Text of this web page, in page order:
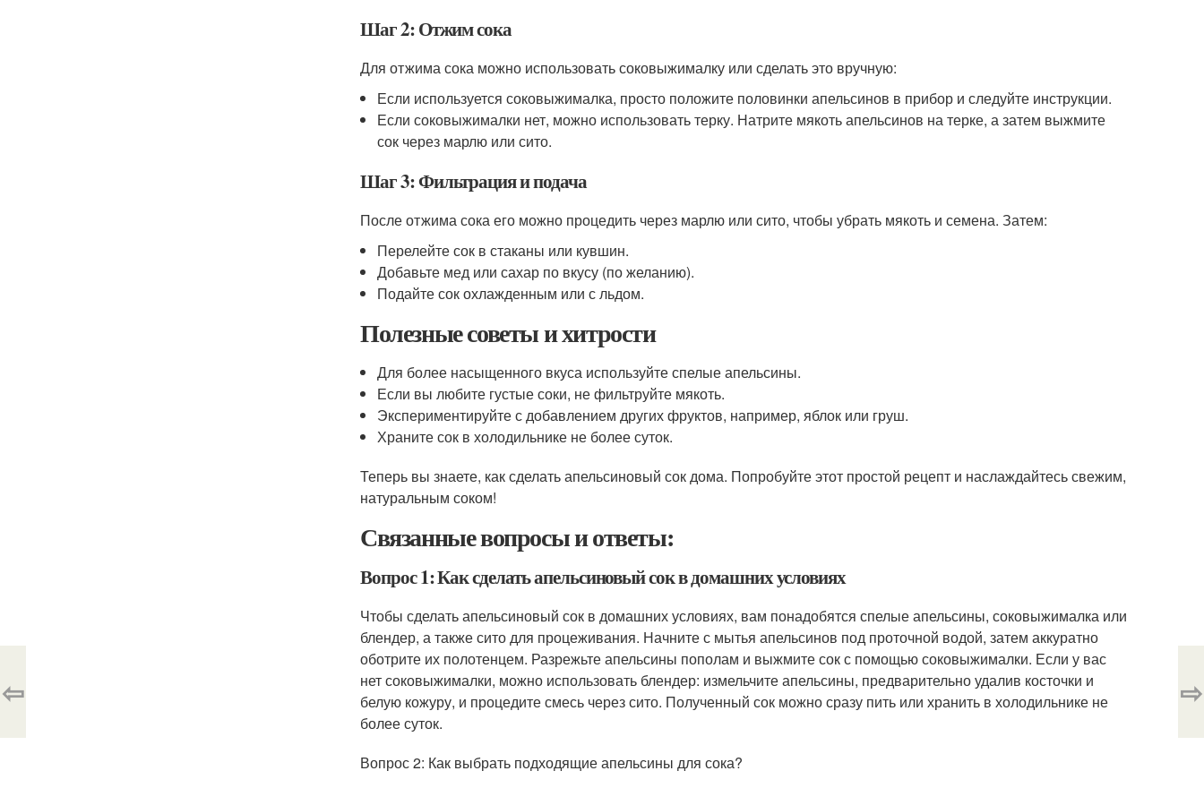
Шаг 2: Отжим сока
Для отжима сока можно использовать соковыжималку или сделать это вручную:
Если используется соковыжималка, просто положите половинки апельсинов в прибор и следуйте инструкции.
Если соковыжималки нет, можно использовать терку. Натрите мякоть апельсинов на терке, а затем выжмите
сок через марлю или сито.
Шаг 3: Фильтрация и подача
После отжима сока его можно процедить через марлю или сито, чтобы убрать мякоть и семена. Затем:
Перелейте сок в стаканы или кувшин.
Добавьте мед или сахар по вкусу (по желанию).
Подайте сок охлажденным или с льдом.
Полезные советы и хитрости
Для более насыщенного вкуса используйте спелые апельсины.
Если вы любите густые соки, не фильтруйте мякоть.
Экспериментируйте с добавлением других фруктов, например, яблок или груш.
Храните сок в холодильнике не более суток.
Теперь вы знаете, как сделать апельсиновый сок дома. Попробуйте этот простой рецепт и наслаждайтесь свежим,
натуральным соком!
Связанные вопросы и ответы:
Вопрос 1: Как сделать апельсиновый сок в домашних условиях
Чтобы сделать апельсиновый сок в домашних условиях, вам понадобятся спелые апельсины, соковыжималка или
блендер, а также сито для процеживания. Начните с мытья апельсинов под проточной водой, затем аккуратно
оботрите их полотенцем. Разрежьте апельсины пополам и выжмите сок с помощью соковыжималки. Если у вас
нет соковыжималки, можно использовать блендер: измельчите апельсины, предварительно удалив косточки и
белую кожуру, и процедите смесь через сито. Полученный сок можно сразу пить или хранить в холодильнике не
более суток.
Вопрос 2: Как выбрать подходящие апельсины для сока?
⇦ ⇨